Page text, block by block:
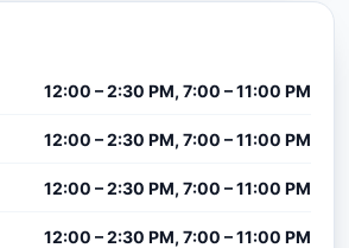
12:00 – 2:30 PM, 7:00 – 11:00 PM
12:00 – 2:30 PM, 7:00 – 11:00 PM
12:00 – 2:30 PM, 7:00 – 11:00 PM
12:00 – 2:30 PM, 7:00 – 11:00 PM